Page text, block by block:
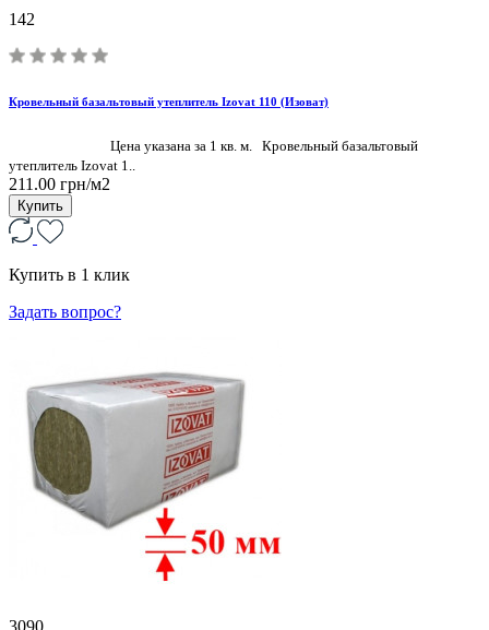
142
Кровельный базальтовый утеплитель Izovat 110 (Изоват)
Цена указана за 1 кв. м. Кровельный базальтовый
утеплитель Izovat 1..
211.00 грн/м2
Купить
Купить в 1 клик
Задать вопрос?